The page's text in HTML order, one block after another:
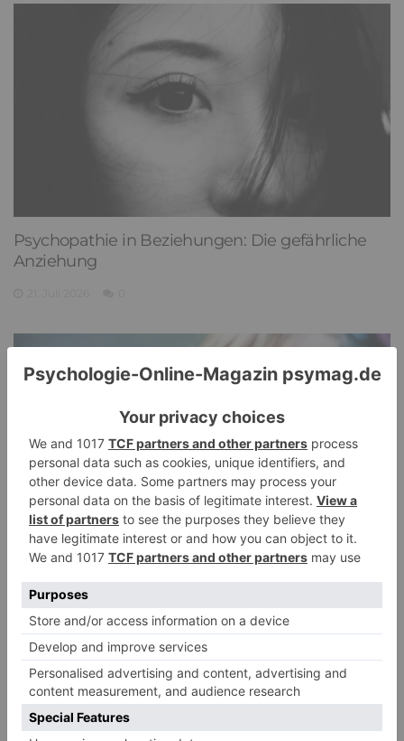
Psychopathie in Beziehungen: Die gefährliche
Anziehung
Pathological Demand Avoidance: Umgang mit
PANDA-Kindern – Kinder mit starkem
Autonomiebedürfnis (2)
15. Juli 2026 0